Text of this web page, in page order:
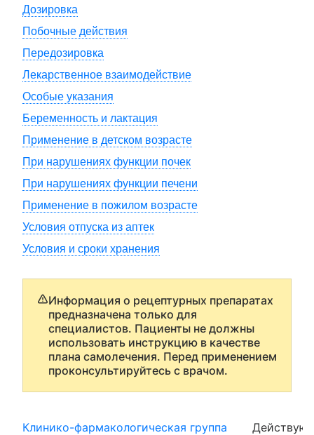
Дозировка
Побочные действия
Передозировка
Лекарственное взаимодействие
Особые указания
Беременность и лактация
Применение в детском возрасте
При нарушениях функции почек
При нарушениях функции печени
Применение в пожилом возрасте
Условия отпуска из аптек
Условия и сроки хранения
Информация о рецептурных препаратах
предназначена только для
специалистов. Пациенты не должны
использовать инструкцию в качестве
плана самолечения. Перед применением
проконсультируйтесь с врачом.
Клинико-фармакологическая группа